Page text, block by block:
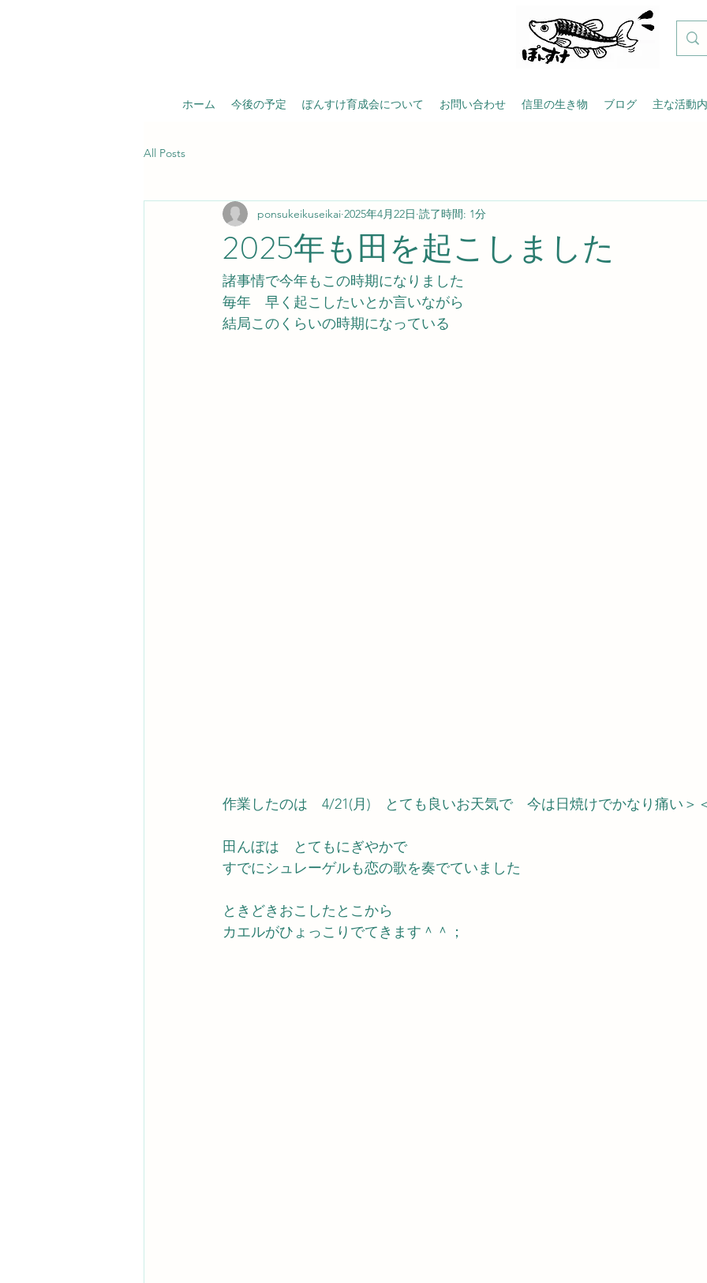
ホーム 今後の予定 ぽんすけ育成会について お問い合わせ 信里の生き物 ブログ 主な活動
All Posts
2025年も田を起こしました
ponsukeikuseikai 2025年4月22日 読了時間: 1分
諸事情で今年もこの時期になりました
毎年　早く起こしたいとか言いながら
結局このくらいの時期になっている
作業したのは　4/21(月)　とても良いお天気で　今は日焼けでかなり痛い＞
田んぼは　とてもにぎやかで
すでにシュレーゲルも恋の歌を奏でていました
ときどきおこしたとこから
カエルがひょっこりでてきます＾＾；